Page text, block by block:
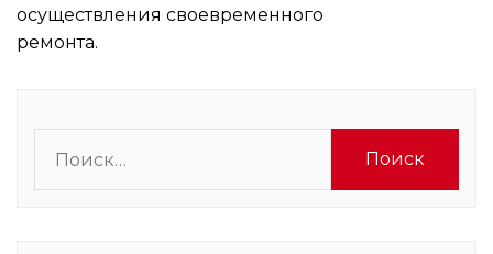
осуществления своевременного
ремонта.